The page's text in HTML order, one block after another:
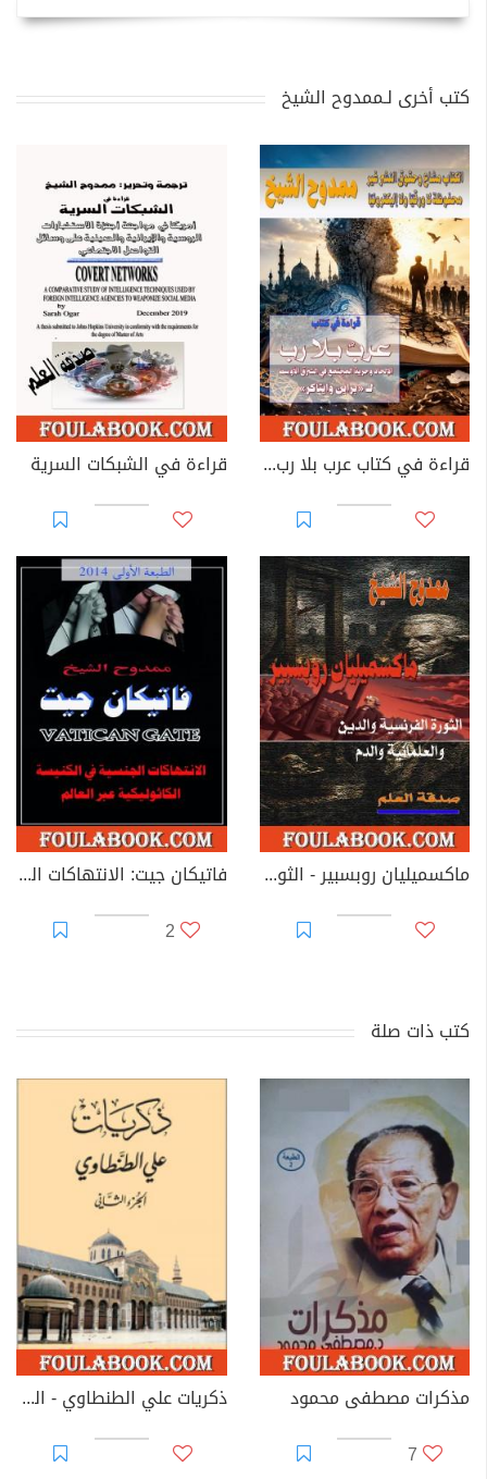
كتب أخرى لـممدوح الشيخ
قراءة في كتاب عرب بلا رب: الإلحاد وحرية المجتمع في الشرق الأوسط قراءة في الشبكات السرية
ماكسميليان روبسبير - الثورة الفرنسية والدين والعلمانية والدم
فاتيكان جيت: الانتهاكات الجنسية في الكنيسة الكاثوليكية عبر العالم
2
كتب ذات صلة
مذكرات مصطفى محمود
7
ذكريات علي الطنطاوي - الجزء الثاني